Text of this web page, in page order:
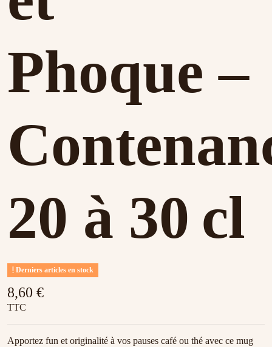
Phoque –
20 à 30 cl
Derniers articles en stock
8,60 €
TTC
Apportez fun et originalité à vos pauses café ou thé avec ce mug